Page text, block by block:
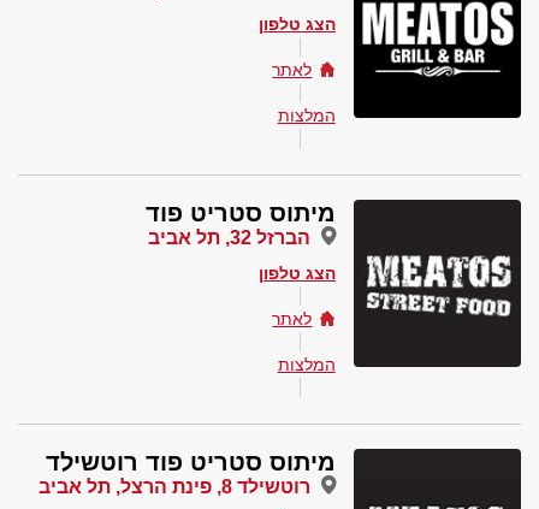
הצג טלפון
לאתר
המלצות
מיתוס סטריט פוד
הברזל 32, תל אביב
הצג טלפון
לאתר
המלצות
מיתוס סטריט פוד רוטשילד
רוטשילד 8, פינת הרצל, תל אביב